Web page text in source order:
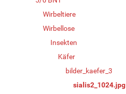
Wirbeltiere
Wirbellose
Insekten
Käfer
bilder_kaefer_3
sialis2_1024.jpg